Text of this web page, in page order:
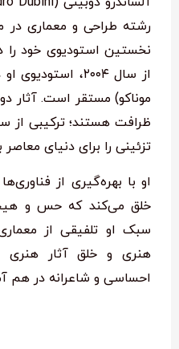
رشته طراحی و معماری در
نخستین استودیوی خود را
از سال ۲۰۰۴،
موناکو) مستقر است. آثار
ظرافت هستند؛ ترکیبی از
تزئینی را برای دنیای
او با بهره‌گیری از
خلق می‌کند که حس و
سبک او تلفیقی از
هنری و خلق آثار
احساسی و شاعرانه در هم